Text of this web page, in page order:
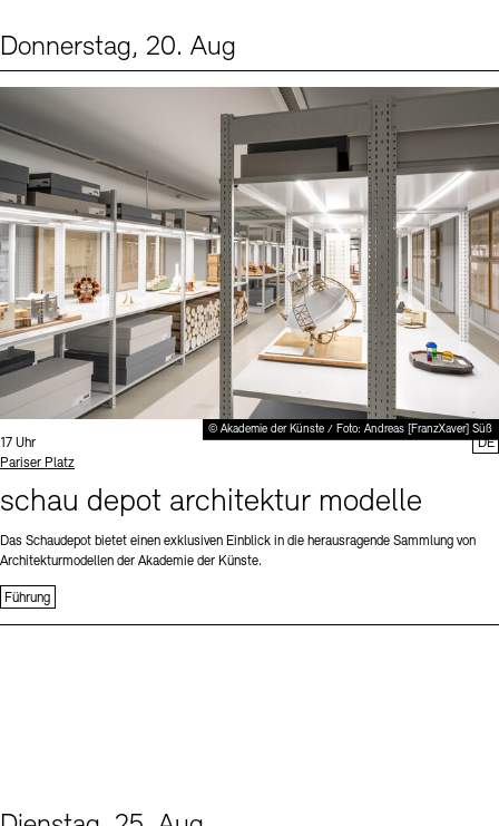
Donnerstag, 20. Aug
© Akademie der Künste / Foto: Andreas [FranzXaver] Süß
Uhrzeit:
17 Uhr
Standort
Pariser Platz
schau depot architektur modelle
Das Schaudepot bietet einen exklusiven Einblick in die herausragende Sammlung von
Architekturmodellen der Akademie der Künste.
Führung
DE